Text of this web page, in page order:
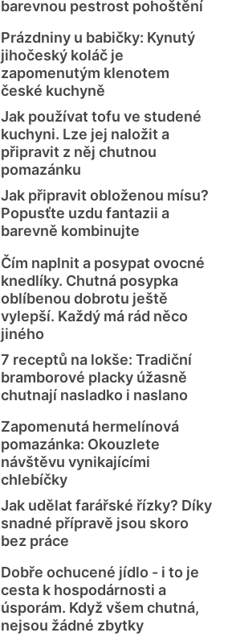
barevnou pestrost pohoštění
Prázdniny u babičky: Kynutý
jihočeský koláč je
zapomenutým klenotem
české kuchyně
Jak používat tofu ve studené
kuchyni. Lze jej naložit a
připravit z něj chutnou
pomazánku
Jak připravit obloženou mísu?
Popusťte uzdu fantazii a
barevně kombinujte
Čím naplnit a posypat ovocné
knedlíky. Chutná posypka
oblíbenou dobrotu ještě
vylepší. Každý má rád něco
jiného
7 receptů na lokše: Tradiční
bramborové placky úžasně
chutnají nasladko i naslano
Zapomenutá hermelínová
pomazánka: Okouzlete
návštěvu vynikajícími
chlebíčky
Jak udělat farářské řízky? Díky
snadné přípravě jsou skoro
bez práce
Dobře ochucené jídlo - i to je
cesta k hospodárnosti a
úsporám. Když všem chutná,
nejsou žádné zbytky